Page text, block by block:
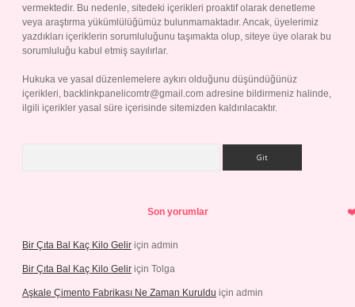
vermektedir. Bu nedenle, sitedeki içerikleri proaktif olarak denetleme
veya araştırma yükümlülüğümüz bulunmamaktadır. Ancak, üyelerimiz
yazdıkları içeriklerin sorumluluğunu taşımakta olup, siteye üye olarak bu
sorumluluğu kabul etmiş sayılırlar.
Hukuka ve yasal düzenlemelere aykırı olduğunu düşündüğünüz
içerikleri, backlinkpanelicomtr@gmail.com adresine bildirmeniz halinde,
ilgili içerikler yasal süre içerisinde sitemizden kaldırılacaktır.
Son yorumlar
Bir Çıta Bal Kaç Kilo Gelir için admin
Bir Çıta Bal Kaç Kilo Gelir için Tolga
Aşkale Çimento Fabrikası Ne Zaman Kuruldu için admin